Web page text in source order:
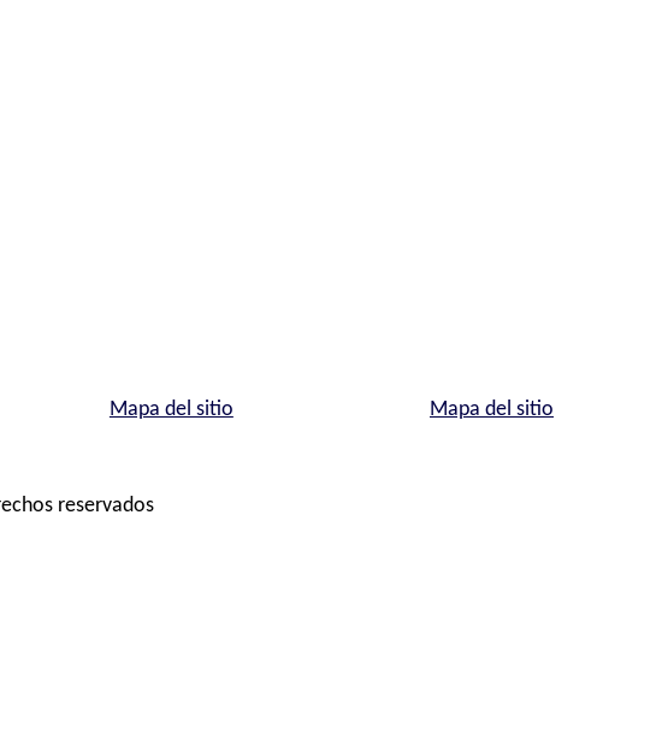
Mapa del sitio
Mapa del sitio
reservados